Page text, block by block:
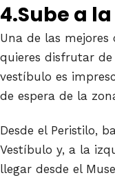
4.Sube a
Una de las
quieres disfrutar de
vestíbulo es
de espera de la
Desde el Peristilo,
Vestíbulo y, a la
llegar desde el